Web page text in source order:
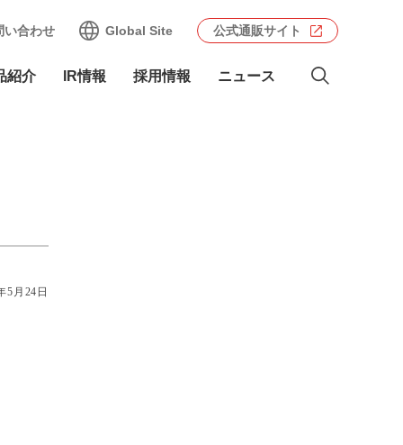
紹介 IR情報 採用情報 ニュース
い合わせ Global Site 公式通販サイト
5月24日